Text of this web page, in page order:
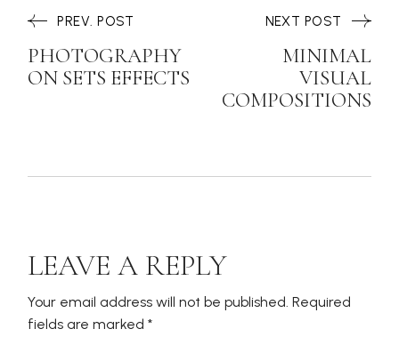
PREV. POST
PHOTOGRAPHY
ON SETS EFFECTS
MINIMAL
VISUAL
COMPOSITIONS
NEXT POST
LEAVE A REPLY
Your email address will not be published. Required
fields are marked*